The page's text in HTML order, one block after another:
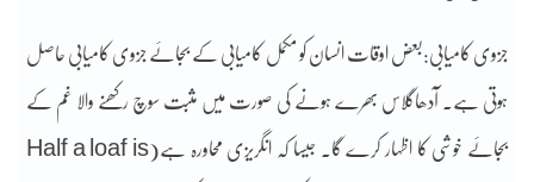
جزوی کامیابی:بعض اوقات انسان کو مکمل کامیابی کے بجائے جزوی کامیابی حاصل
ہوتی ہے۔ آدھاگلاس بھرے ہونے کی صورت میں مثبت سوچ رکھنے والا غم کے
بجائے خوشی کا اظہار کرے گا۔ جیسا کہ انگریزی محاورہ ہے(Half a loaf is